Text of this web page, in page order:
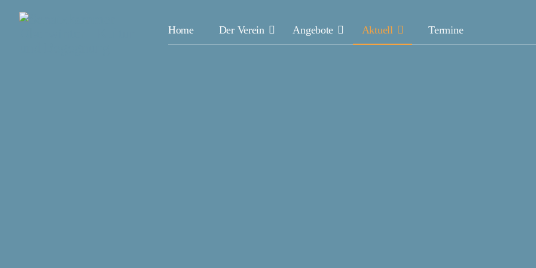
Home Der Verein Angebote Aktuell Termine